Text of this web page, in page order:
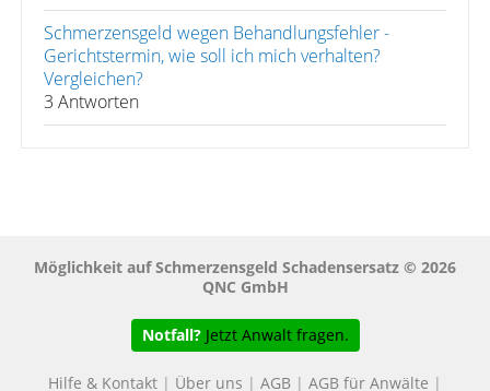
Schmerzensgeld wegen Behandlungsfehler -
Gerichtstermin, wie soll ich mich verhalten?
Vergleichen?
3 Antworten
Möglichkeit auf Schmerzensgeld Schadensersatz © 2026
QNC GmbH
Notfall? Jetzt Anwalt fragen.
Hilfe & Kontakt | Über uns | AGB | AGB für Anwälte |